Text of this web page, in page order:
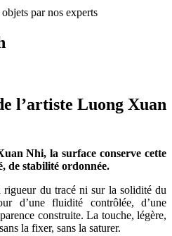
par nos experts
l’artiste Luong Xuan
Nhi, la surface conserve cette
de stabilité ordonnée.
du tracé ni sur la solidité du
d’une fluidité contrôlée, d’une
construite. La touche, légère,
la fixer, sans la saturer.